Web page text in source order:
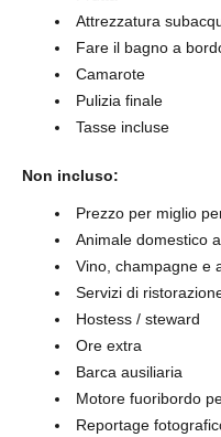
Attrezzatura
Fare il bagno a
Camarote
Pulizia finale
Tasse incluse
Non incluso:
Prezzo per miglio
Animale domestico
Vino, champagne e
Servizi di
Hostess / steward
Ore extra
Barca ausiliaria
Motore fuoribordo
Reportage